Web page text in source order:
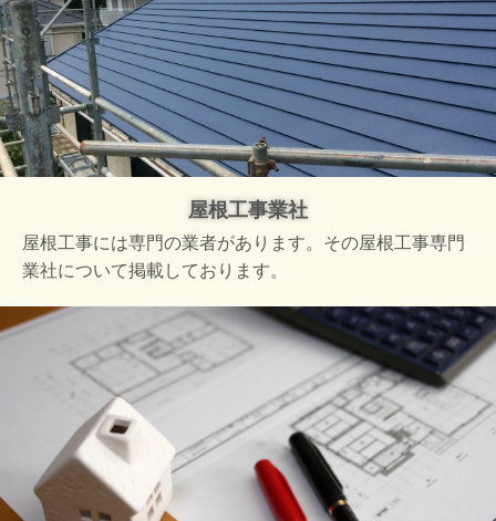
屋根工事業社
屋根工事には専門の業者があります。その屋根工事専門
業社について掲載しております。